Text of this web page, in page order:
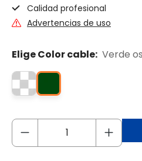
Calidad profesional
Advertencias de uso
Elige Color cable: Verde